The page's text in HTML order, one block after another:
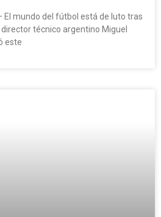
El mundo del fútbol está de luto tras
técnico argentino Miguel
este